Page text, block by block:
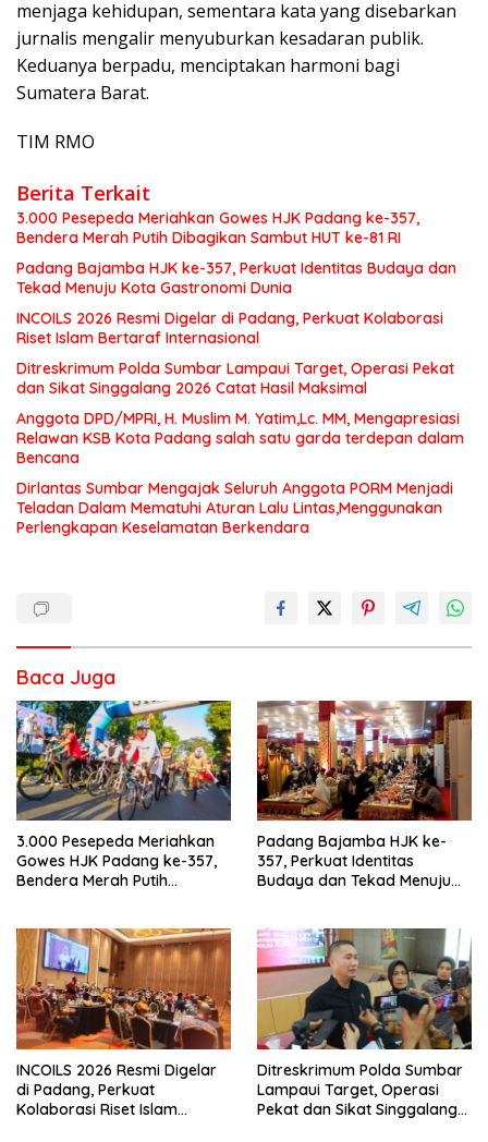
menjaga kehidupan, sementara kata yang disebarkan
jurnalis mengalir menyuburkan kesadaran publik.
Keduanya berpadu, menciptakan harmoni bagi
Sumatera Barat.
TIM RMO
Berita Terkait
3.000 Pesepeda Meriahkan Gowes HJK Padang ke-357,
Bendera Merah Putih Dibagikan Sambut HUT ke-81 RI
Padang Bajamba HJK ke-357, Perkuat Identitas Budaya dan
Tekad Menuju Kota Gastronomi Dunia
INCOILS 2026 Resmi Digelar di Padang, Perkuat Kolaborasi
Riset Islam Bertaraf Internasional
Ditreskrimum Polda Sumbar Lampaui Target, Operasi Pekat
dan Sikat Singgalang 2026 Catat Hasil Maksimal
Anggota DPD/MPRI, H. Muslim M. Yatim,Lc. MM, Mengapresiasi
Relawan KSB Kota Padang salah satu garda terdepan dalam
Bencana
Dirlantas Sumbar Mengajak Seluruh Anggota PORM Menjadi
Teladan Dalam Mematuhi Aturan Lalu Lintas,Menggunakan
Perlengkapan Keselamatan Berkendara
Baca Juga
3.000 Pesepeda Meriahkan
Gowes HJK Padang ke-357,
Bendera Merah Putih
Padang Bajamba HJK ke-
357, Perkuat Identitas
Budaya dan Tekad Menuju
INCOILS 2026 Resmi Digelar
di Padang, Perkuat
Kolaborasi Riset Islam
Ditreskrimum Polda Sumbar
Lampaui Target, Operasi
Pekat dan Sikat Singgalang